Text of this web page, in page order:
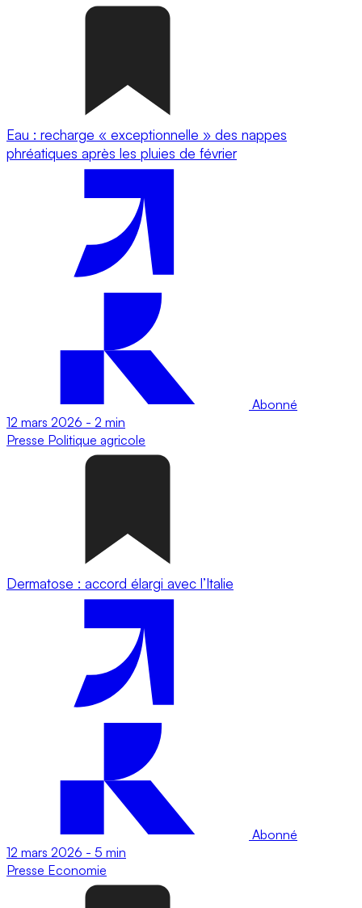
Eau : recharge « exceptionnelle » des nappes
phréatiques après les pluies de février
Abonné
12 mars 2026 - 2 min
Presse Politique agricole
Dermatose : accord élargi avec l’Italie
Abonné
12 mars 2026 - 5 min
Presse Economie